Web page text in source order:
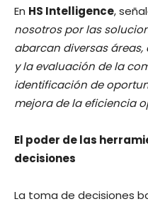
En HS Intelligence,
nosotros por las
abarcan diversas
y la evaluación de la
identificación de
mejora de la eficiencia
El poder de las
decisiones
La toma de decisiones